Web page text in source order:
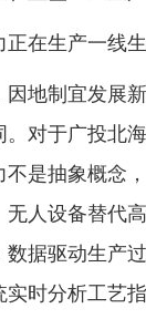
正在生产一线
因地制宜发展
。对于广投北
不是抽象概念
无人设备替代
数据驱动生产
实时分析工艺